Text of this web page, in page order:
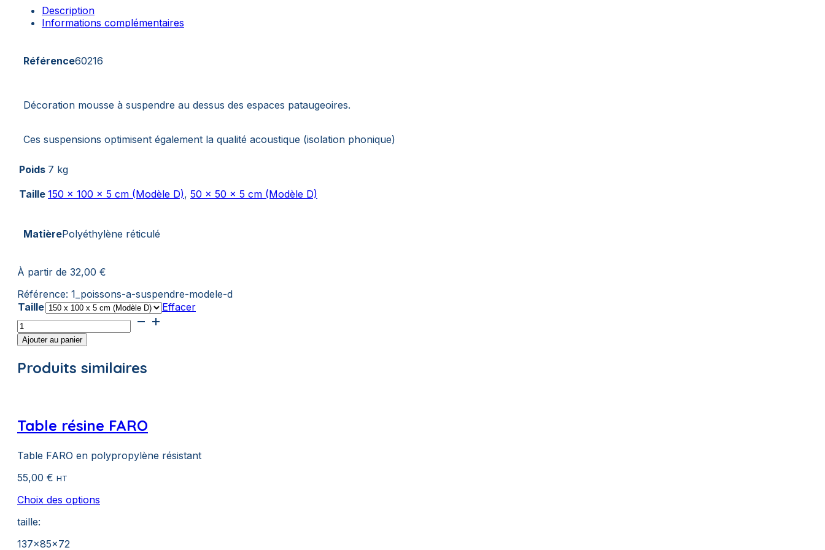
Description
Informations complémentaires
Référence60216
Décoration mousse à suspendre au dessus des espaces pataugeoires.
Ces suspensions optimisent également la qualité acoustique (isolation phonique)
Poids 7 kg
Taille 150 x 100 x 5 cm (Modèle D), 50 x 50 x 5 cm (Modèle D)
MatièrePolyéthylène réticulé
À partir de 32,00 €
Référence: 1_poissons-a-suspendre-modele-d
Taille
Effacer
quantité
de
Poissons
Suspendre
Ajouter au panier
Produits similaires
Table résine FARO
Table FARO en polypropylène résistant
55,00 € HT
Choix des options
taille:
137x85x72